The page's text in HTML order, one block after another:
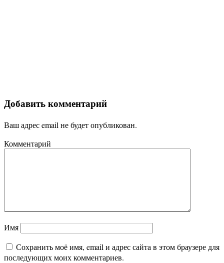
Добавить комментарий
Ваш адрес email не будет опубликован.
Комментарий
Имя
Сохранить моё имя, email и адрес сайта в этом браузере для
последующих моих комментариев.